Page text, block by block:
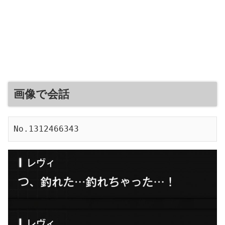
画像で会話
No.1312466343